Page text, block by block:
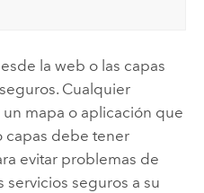
la web o las capas
Cualquier
mapa o aplicación que
capas debe tener
evitar problemas de
seguros a su